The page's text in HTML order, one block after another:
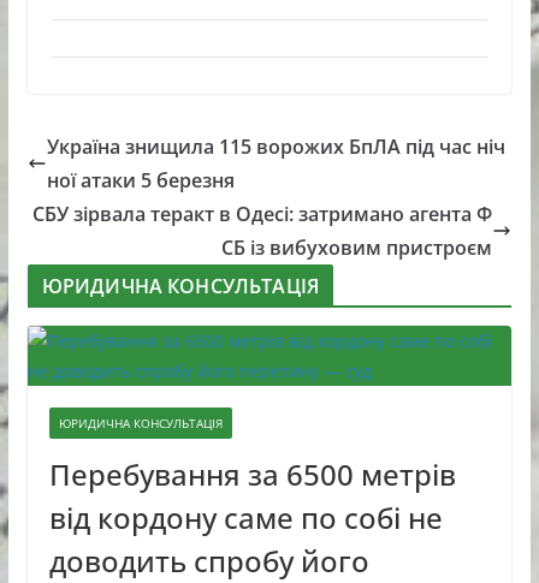
Україна знищила 115 ворожих БпЛА під час ніч
ної атаки 5 березня
СБУ зірвала теракт в Одесі: затримано агента Ф
СБ із вибуховим пристроєм
ЮРИДИЧНА КОНСУЛЬТАЦІЯ
ЮРИДИЧНА КОНСУЛЬТАЦІЯ
Перебування за 6500 метрів
від кордону саме по собі не
доводить спробу його